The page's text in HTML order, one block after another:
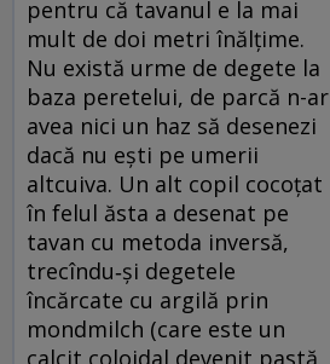
pentru că tavanul e la mai
mult de doi metri înălțime.
Nu există urme de degete la
baza peretelui, de parcă n-ar
avea nici un haz să desenezi
dacă nu ești pe umerii
altcuiva. Un alt copil cocoțat
în felul ăsta a desenat pe
tavan cu metoda inversă,
trecîndu‑și degetele
încărcate cu argilă prin
mondmilch (care este un
calcit coloidal devenit pastă,